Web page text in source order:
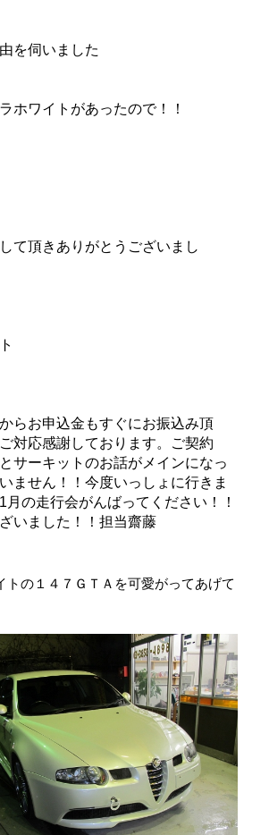
を伺いました
ホワイトがあったので！！
て頂きありがとうございまし
らお申込金もすぐにお振込み頂
対応感謝しております。ご契約
サーキットのお話がメインになっ
ません！！今度いっしょに行きま
月の走行会がんばってください！！
いました！！担当齋藤
トの１４７ＧＴＡを可愛がってあげて